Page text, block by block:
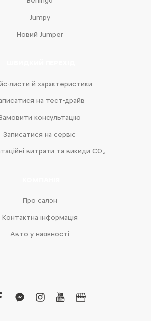
Jumpy
Новий Jumper
листи й характеристики
на тест-драйв
консультацію
Записатися на сервіс
витрати та викиди CO₂
Про салон
Контактна інформація
Авто у наявності
facebook-
instagram
youtubebusiness